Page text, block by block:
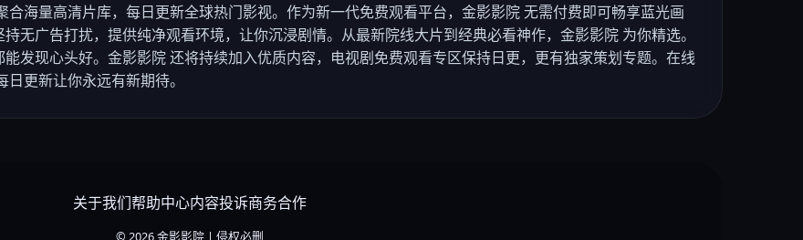
海量高清片库，每日更新全球热门影视。作为新一代免费观看平台，金影影院 无需付费即可畅享蓝光画
无广告打扰，提供纯净观看环境，让你沉浸剧情。从最新院线大片到经典必看神作，金影影院 为你精选。
发现心头好。金影影院 还将持续加入优质内容，电视剧免费观看专区保持日更，更有独家策划专题。在线
更新让你永远有新期待。
关于我们帮助中心内容投诉商务合作
© 2026 金影影院 | 侵权必删